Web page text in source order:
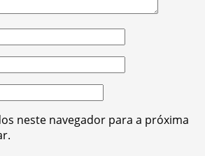
neste navegador para a próxima